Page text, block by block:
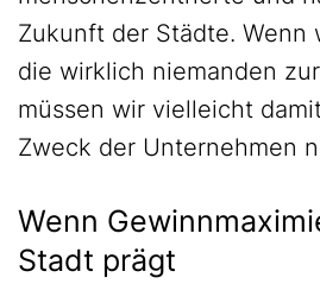
Zukunft der Städte. Wenn
die wirklich niemanden
müssen wir vielleicht
Zweck der Unternehmen
Wenn
Stadt prägt